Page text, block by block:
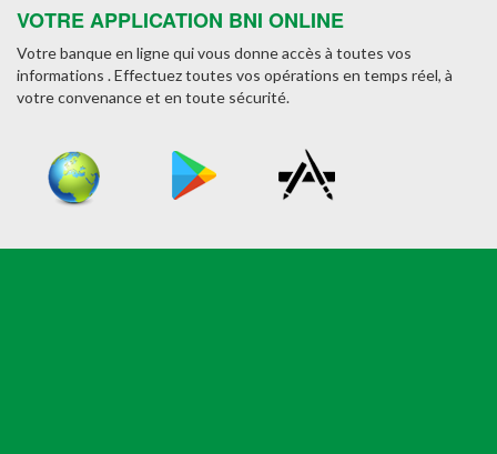
VOTRE APPLICATION BNI ONLINE
Votre banque en ligne qui vous donne accès à toutes vos
informations . Effectuez toutes vos opérations en temps réel, à
votre convenance et en toute sécurité.